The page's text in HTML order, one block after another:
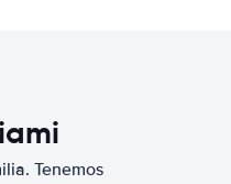
Tenemos